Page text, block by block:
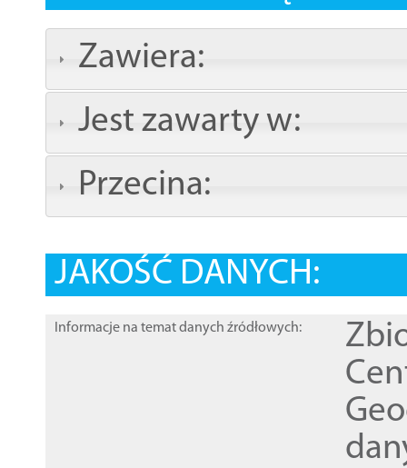
Zawiera:
Jest zawarty w:
Przecina:
JAKOŚĆ DANYCH:
Informacje na temat danych źródłowych: